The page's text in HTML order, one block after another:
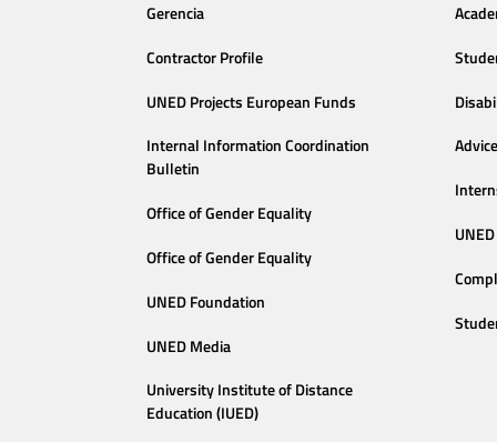
Gerencia
Contractor Profile
UNED Projects European Funds
Internal Information Coordination
Bulletin
Office of Gender Equality
Office of Gender Equality
UNED Foundation
UNED Media
University Institute of Distance
Education (IUED)